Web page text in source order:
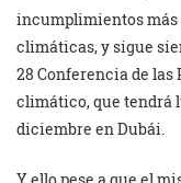
incumplimientos más
climáticas, y sigue
28 Conferencia de las
climático, que tendrá
diciembre en Dubái.
Y ello pese a que el